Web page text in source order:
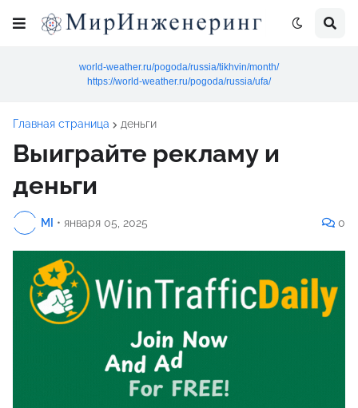
world-weather.ru/pogoda/russia/tikhvin/month/
https://world-weather.ru/pogoda/russia/ufa/
Главная страница деньги
Выиграйте рекламу и
деньги
MI • января 05, 2025 0